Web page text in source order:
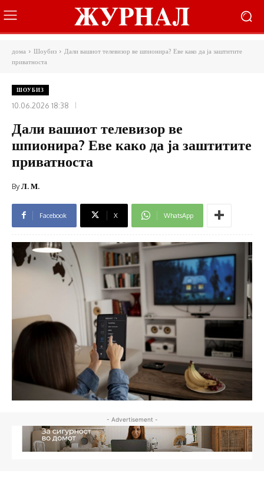
дома Шоубиз
Дали вашиот телевизор ве шпионира? Еве како да ја заштитите
приватноста
ШОУБИЗ
10.06.2026 18:38
Дали вашиот телевизор ве
шпионира? Еве како да ја заштитите
приватноста
ByЛ. М.
Facebook X WhatsApp
- Advertisement -